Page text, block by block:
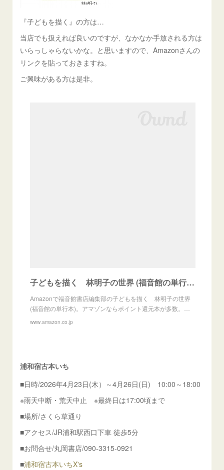
『子どもを描く』の方は…
当店でも扱えれば良いのですが、なかなか手放される方は
いらっしゃらないかな。と思いますので、Amazonさんの
リンクを貼っておきますね。
ご興味がある方は是非。
子どもを描く 林明子の世界 (福音館の単行本) | 福音館書店編集部 |本 | 通販 | Amazon
Amazonで福音館書店編集部の子どもを描く 林明子の世界
(福音館の単行本)。アマゾンならポイント還元本が多数。…
www.amazon.co.jp
浦和宿古本いち
■日時/2026年4月23日(木）～4月26日(日) 10:00～18:00
※雨天中断・荒天中止 ※最終日は17:00頃まで
■場所/さくら草通り
■アクセス/JR浦和駅西口下車 徒歩5分
■お問合せ/丸岡書店/090-3315-0921
■浦和宿古本いちX's